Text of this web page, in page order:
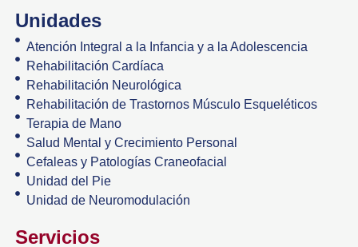
Unidades
Atención Integral a la Infancia y a la Adolescencia
Rehabilitación Cardíaca
Rehabilitación Neurológica
Rehabilitación de Trastornos Músculo Esqueléticos
Terapia de Mano
Salud Mental y Crecimiento Personal
Cefaleas y Patologías Craneofacial
Unidad del Pie
Unidad de Neuromodulación
Servicios